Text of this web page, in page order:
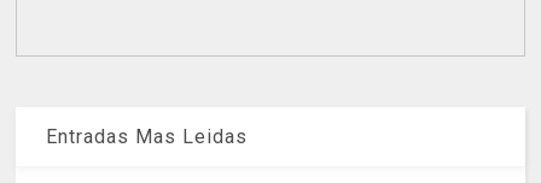
Entradas Mas Leidas